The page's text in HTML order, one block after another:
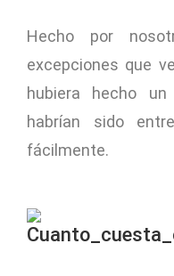
Hecho por
excepciones que
hubiera hecho un
habrían sido
fácilmente.